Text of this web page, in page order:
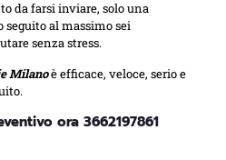
da farsi inviare, solo una
al massimo sei
senza stress.
Milanoè efficace, veloce, serio e
ora3662197861